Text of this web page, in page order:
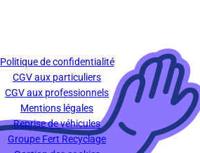
Politique de confidentialité
CGV aux particuliers
CGV aux professionnels
Mentions légales
Reprise de véhicules
Groupe Fert Recyclage